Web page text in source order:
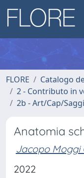
FLORE
Catalogo
2 - Contributo in
2b - Art/Cap/
Anatomia
Jacopo Moggi
2022